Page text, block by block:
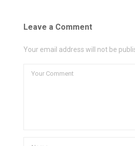
Leave a Comment
Your email address will not be